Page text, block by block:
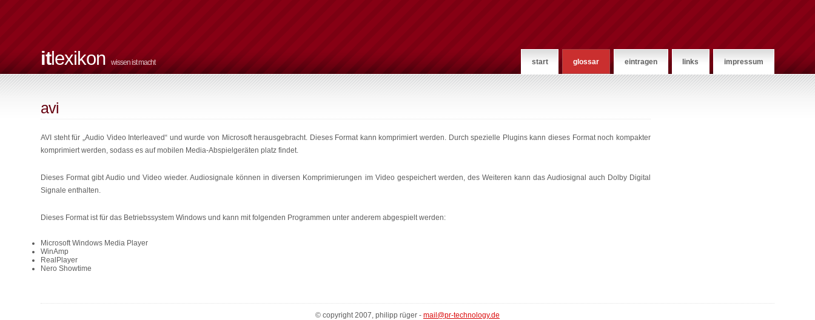
itlexikon wissen ist macht start glossar eintragen links impressum
avi
AVI steht für „Audio Video Interleaved“ und wurde von Microsoft herausgebracht. Dieses Format kann komprimiert werden. Durch spezielle Plugins kann dieses Format noch kompakter
komprimiert werden, sodass es auf mobilen Media-Abspielgeräten platz findet.
Dieses Format gibt Audio und Video wieder. Audiosignale können in diversen Komprimierungen im Video gespeichert werden, des Weiteren kann das Audiosignal auch Dolby Digital
Signale enthalten.
Dieses Format ist für das Betriebssystem Windows und kann mit folgenden Programmen unter anderem abgespielt werden:
Microsoft Windows Media Player
WinAmp
RealPlayer
Nero Showtime
© copyright 2007, philipp rüger - mail@pr-technology.de